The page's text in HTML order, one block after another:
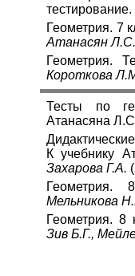
тестирование.
Геометрия. 7
Атанасян
Геометрия.
Короткова
Тесты по
Атанасяна
К учебнику
Захарова Г.А.
Геометрия.
Мельникова
Геометрия. 8
Зив Б.Г.,